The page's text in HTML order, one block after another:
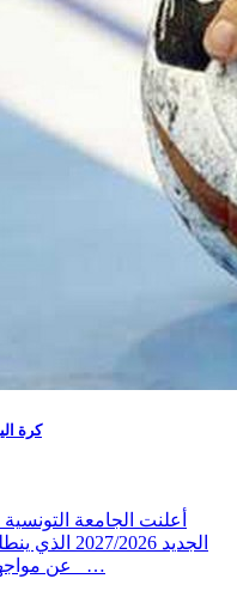
كرة
أعلنت الجامعة
عن مواجهات قوية في الجولة الأولى:نسر طبلبة _…